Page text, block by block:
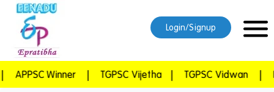
Login/Signup
Winner | TGPSC Vijetha | TGPSC Vidwan |